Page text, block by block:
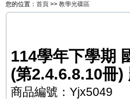
您的位置： 首頁 >> 教學光碟區
114學年下學期
(第2.4.6.8.10冊)
商品編號：Yjx5049